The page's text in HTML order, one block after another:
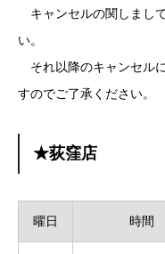
キャンセルの関しまし
い。
それ以降のキャンセル
すのでご了承ください。
★荻窪店
曜日 時間